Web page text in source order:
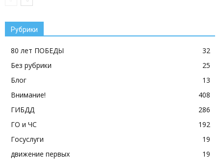
Рубрики
80 лет ПОБЕДЫ
32
Без рубрики
25
Блог
13
Внимание!
408
ГИБДД
286
ГО и ЧС
192
Госуслуги
19
движение первых
19